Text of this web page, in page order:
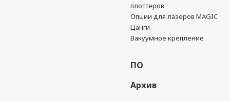
плоттеров
Опции для лазеров MAGIC
Цанги
Вакуумное крепление
ПО
Архив